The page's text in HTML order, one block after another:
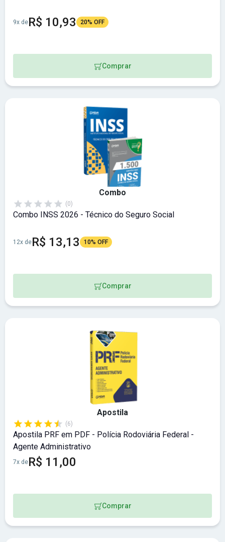
9x deR$ 10,93 20% OFF
Comprar
Combo
(0)
Combo INSS 2026 - Técnico do Seguro Social
12x deR$ 13,13 10% OFF
Comprar
Apostila
(6)
Apostila PRF em PDF - Polícia Rodoviária Federal -
Agente Administrativo
7x deR$ 11,00
Comprar